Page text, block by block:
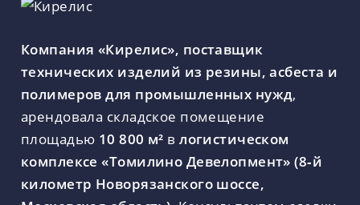
Компания «Кирелис», поставщик
технических изделий из резины, асбеста и
полимеров для промышленных нужд,
арендовала складское помещение
площадью 10 800 м² влогистическом
комплексе «Томилино Девелопмент» (8‑й
километр Новорязанского шоссе,